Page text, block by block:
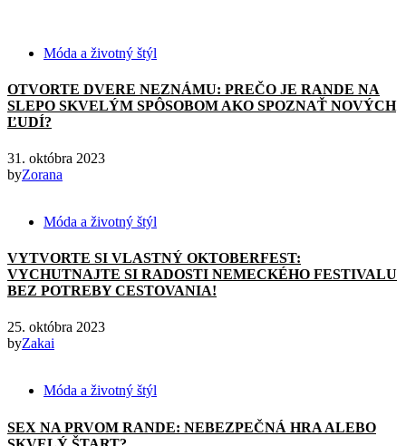
Móda a životný štýl
OTVORTE DVERE NEZNÁMU: PREČO JE RANDE NA
SLEPO SKVELÝM SPÔSOBOM AKO SPOZNAŤ NOVÝCH
ĽUDÍ?
31. októbra 2023
byZorana
Móda a životný štýl
VYTVORTE SI VLASTNÝ OKTOBERFEST:
VYCHUTNAJTE SI RADOSTI NEMECKÉHO FESTIVALU
BEZ POTREBY CESTOVANIA!
25. októbra 2023
byZakai
Móda a životný štýl
SEX NA PRVOM RANDE: NEBEZPEČNÁ HRA ALEBO